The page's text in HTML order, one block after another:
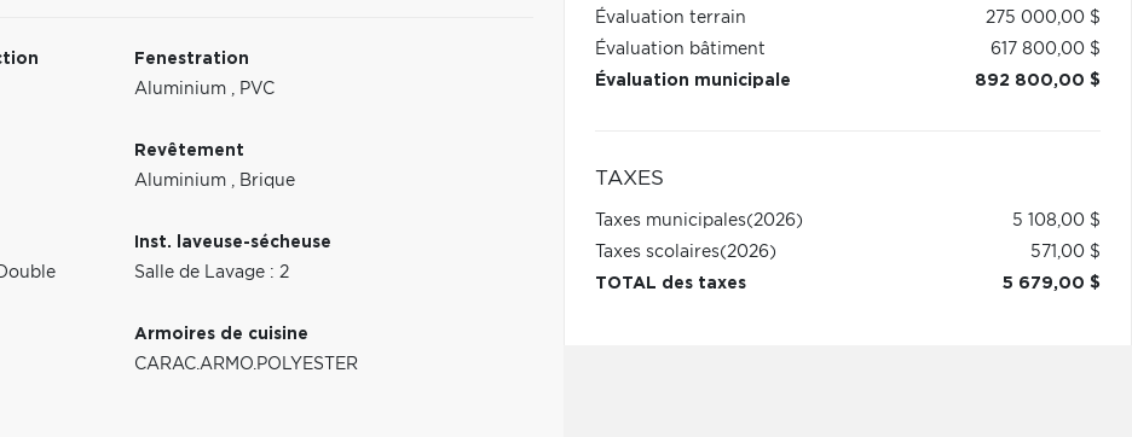
Fenestration
Aluminium , PVC
Revêtement
Aluminium , Brique
Inst. laveuse-sécheuse
Salle de Lavage : 2
Armoires de cuisine
CARAC.ARMO.POLYESTER
Évaluation terrain
275 000,00 $
Évaluation bâtiment
617 800,00 $
Évaluation municipale
892 800,00 $
TAXES
Taxes municipales(2026)
5 108,00 $
Taxes scolaires(2026)
571,00 $
TOTAL des taxes
5 679,00 $